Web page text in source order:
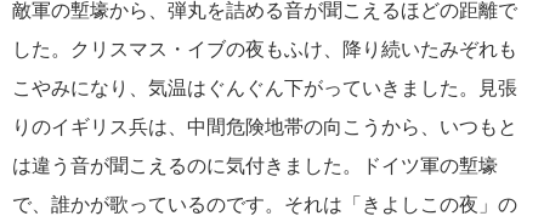
敵軍の塹壕から、弾丸を詰める音が聞こえるほどの距離で
した。クリスマス・イブの夜もふけ、降り続いたみぞれも
こやみになり、気温はぐんぐん下がっていきました。見張
りのイギリス兵は、中間危険地帯の向こうから、いつもと
は違う音が聞こえるのに気付きました。ドイツ軍の塹壕
で、誰かが歌っているのです。それは「きよしこの夜」の